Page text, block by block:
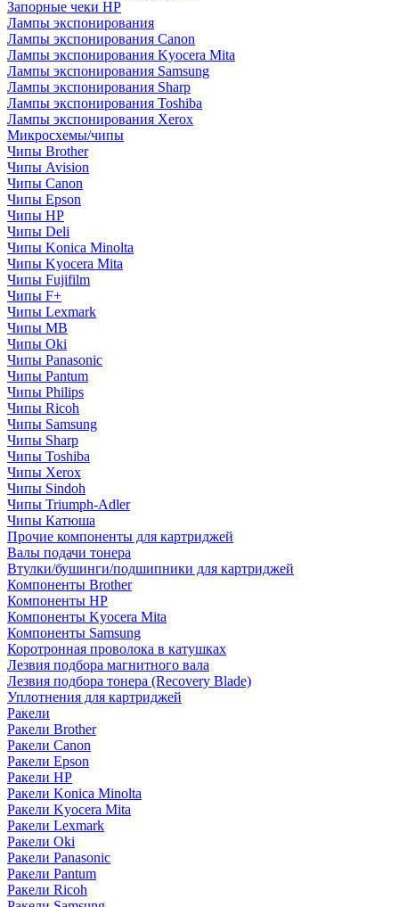
Запорные чеки HP
Лампы экспонирования
Лампы экспонирования Canon
Лампы экспонирования Kyocera Mita
Лампы экспонирования Samsung
Лампы экспонирования Sharp
Лампы экспонирования Toshiba
Лампы экспонирования Xerox
Микросхемы/чипы
Чипы Brother
Чипы Avision
Чипы Canon
Чипы Epson
Чипы HP
Чипы Deli
Чипы Konica Minolta
Чипы Kyocera Mita
Чипы Fujifilm
Чипы F+
Чипы Lexmark
Чипы MB
Чипы Oki
Чипы Panasonic
Чипы Pantum
Чипы Philips
Чипы Ricoh
Чипы Samsung
Чипы Sharp
Чипы Toshiba
Чипы Xerox
Чипы Sindoh
Чипы Triumph-Adler
Чипы Катюша
Прочие компоненты для картриджей
Валы подачи тонера
Втулки/бушинги/подшипники для картриджей
Компоненты Brother
Компоненты HP
Компоненты Kyocera Mita
Компоненты Samsung
Коротронная проволока в катушках
Лезвия подбора магнитного вала
Лезвия подбора тонера (Recovery Blade)
Уплотнения для картриджей
Ракели
Ракели Brother
Ракели Canon
Ракели Epson
Ракели HP
Ракели Konica Minolta
Ракели Kyocera Mita
Ракели Lexmark
Ракели Oki
Ракели Panasonic
Ракели Pantum
Ракели Ricoh